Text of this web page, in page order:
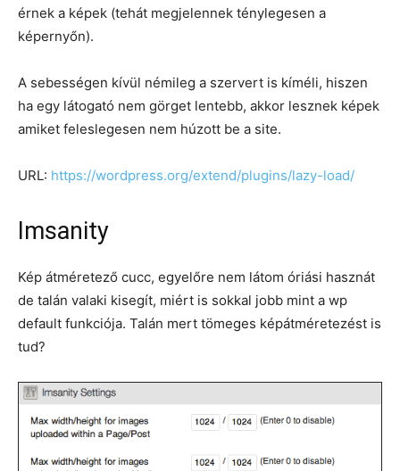
érnek a képek (tehát megjelennek ténylegesen a
képernyőn).
A sebességen kívül némileg a szervert is kíméli, hiszen
ha egy látogató nem görget lentebb, akkor lesznek képek
amiket feleslegesen nem húzott be a site.
URL: https://wordpress.org/extend/plugins/lazy-load/
Imsanity
Kép átméretező cucc, egyelőre nem látom óriási hasznát
de talán valaki kisegít, miért is sokkal jobb mint a wp
default funkciója. Talán mert tömeges képátméretezést is
tud?